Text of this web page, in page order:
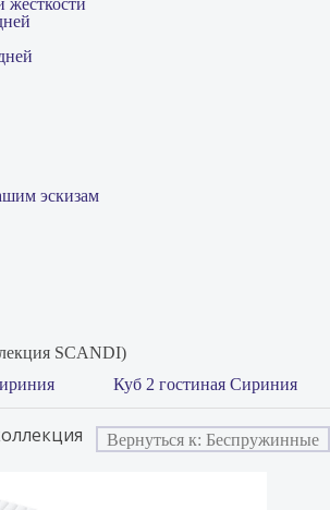
жесткости
эскизам
SCANDI)
Куб 2 гостиная Сириния
Вернуться к: Беспружинные